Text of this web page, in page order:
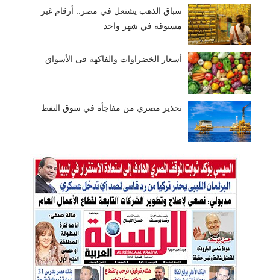
سباق الذهب يشتعل في مصر.. أرقام غير
مسبوقة في شهر واحد
أسعار الخضراوات والفاكهة فى الأسواق
تحذير مصري من مفاجأة في سوق النفط